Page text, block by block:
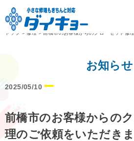
トップ
> 修理 > 前橋市のお客様からのクローゼット修
お知らせ
2025/05/10
前橋市のお客様からの
理のご依頼をいただき